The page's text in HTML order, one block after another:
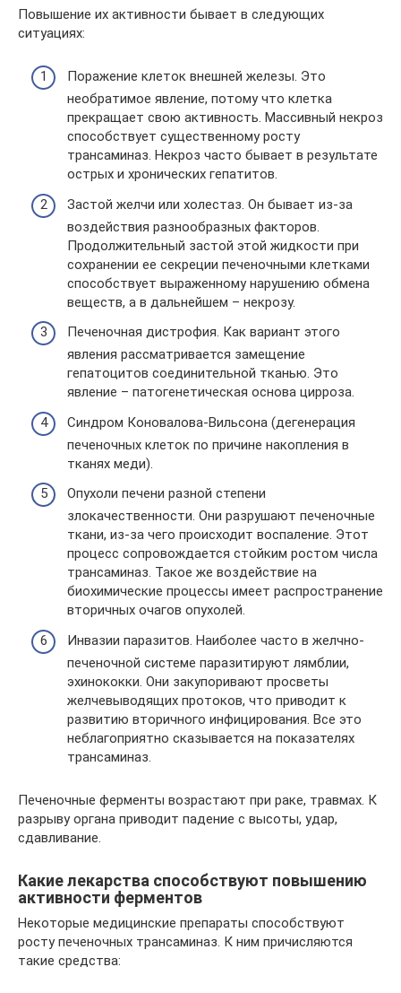
Повышение их активности бывает в следующих
ситуациях:
Поражение клеток внешней железы. Это
необратимое явление, потому что клетка
прекращает свою активность. Массивный некроз
способствует существенному росту
трансаминаз. Некроз часто бывает в результате
острых и хронических гепатитов.
Застой желчи или холестаз. Он бывает из-за
воздействия разнообразных факторов.
Продолжительный застой этой жидкости при
сохранении ее секреции печеночными клетками
способствует выраженному нарушению обмена
веществ, а в дальнейшем – некрозу.
Печеночная дистрофия. Как вариант этого
явления рассматривается замещение
гепатоцитов соединительной тканью. Это
явление – патогенетическая основа цирроза.
Синдром Коновалова-Вильсона (дегенерация
печеночных клеток по причине накопления в
тканях меди).
Опухоли печени разной степени
злокачественности. Они разрушают печеночные
ткани, из-за чего происходит воспаление. Этот
процесс сопровождается стойким ростом числа
трансаминаз. Такое же воздействие на
биохимические процессы имеет распространение
вторичных очагов опухолей.
Инвазии паразитов. Наиболее часто в желчно-
печеночной системе паразитируют лямблии,
эхинококки. Они закупоривают просветы
желчевыводящих протоков, что приводит к
развитию вторичного инфицирования. Все это
неблагоприятно сказывается на показателях
трансаминаз.
Печеночные ферменты возрастают при раке, травмах. К
разрыву органа приводит падение с высоты, удар,
сдавливание.
Какие лекарства способствуют повышению
активности ферментов
Некоторые медицинские препараты способствуют
росту печеночных трансаминаз. К ним причисляются
такие средства: